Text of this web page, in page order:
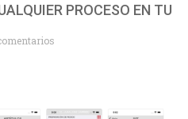
PROCESO EN TU